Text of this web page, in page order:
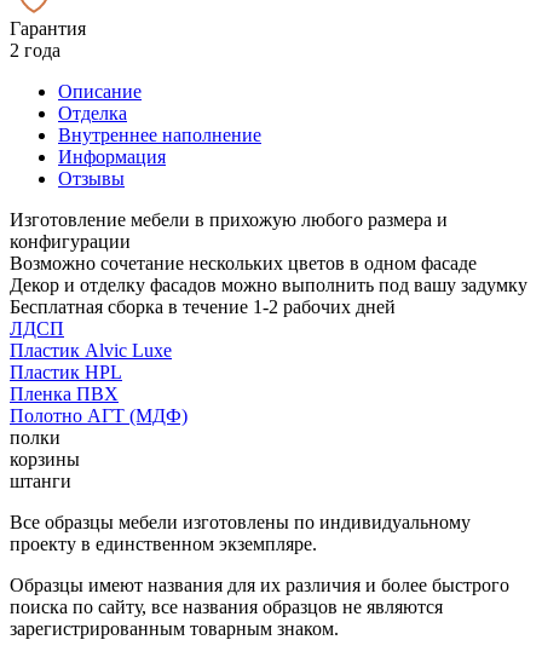
Гарантия
2 года
Описание
Отделка
Внутреннее наполнение
Информация
Отзывы
Изготовление мебели в прихожую любого размера и
конфигурации
Возможно сочетание нескольких цветов в одном фасаде
Декор и отделку фасадов можно выполнить под вашу задумку
Бесплатная сборка в течение 1-2 рабочих дней
ЛДСП
Пластик Alvic Luxe
Пластик HPL
Пленка ПВХ
Полотно АГТ (МДФ)
полки
корзины
штанги
Все образцы мебели изготовлены по индивидуальному
проекту в единственном экземпляре.
Образцы имеют названия для их различия и более быстрого
поиска по сайту, все названия образцов не являются
зарегистрированным товарным знаком.